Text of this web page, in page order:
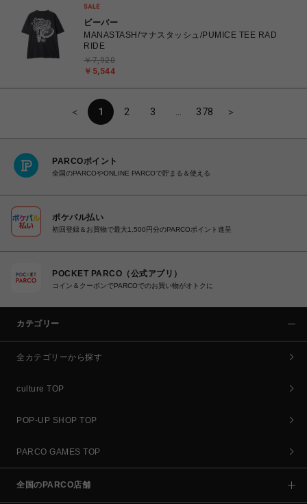
ビーバー
MANASTASH/マナスタッシュ/PUMICE TEE RAD
RIDE
￥5,544
￥7,920
＜ 1 2 3 378 ＞
PARCOポイント
全国のPARCOやONLINE PARCOで貯まる＆使える
ポケパル払い
初回登録＆お買物で最大1,500円分のPARCOポイント進呈
POCKET PARCO（公式アプリ）
コイン＆クーポンでPARCOでのお買い物がオトクに
カテゴリー
全カテゴリーから探す
culture TOP
POP-UP SHOP TOP
PARCO GAMES TOP
全国のPARCO店舗